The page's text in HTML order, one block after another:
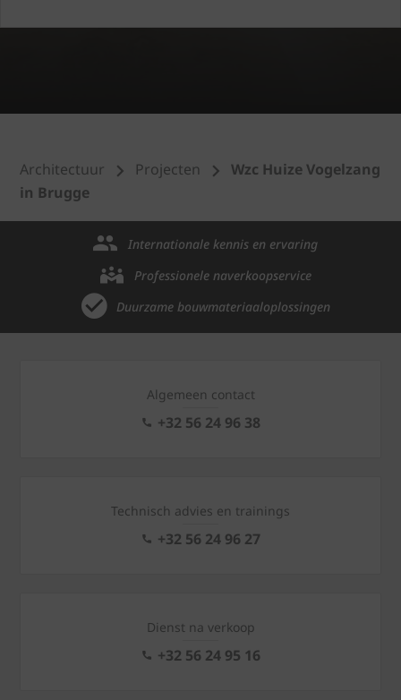
Architectuur Projecten
Wzc Huize Vogelzang
in Brugge
Internationale kennis en ervaring
Professionele naverkoopservice
Duurzame bouwmateriaaloplossingen
Algemeen contact
+32 56 24 96 38
Technisch advies en trainings
+32 56 24 96 27
Dienst na verkoop
+32 56 24 95 16